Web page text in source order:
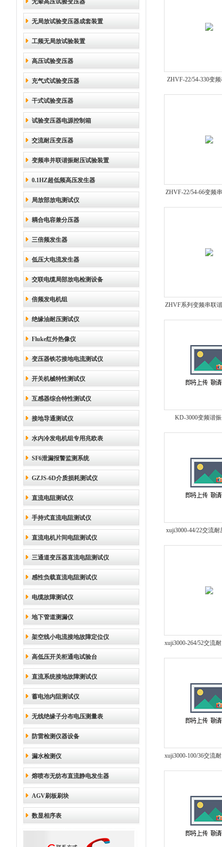
无晕高压试验变压器
无局放试验变压器成套装置
工频无局放试验装置
高压试验变压器
充气式试验变压器
干式试验变压器
试验变压器电源控制箱
交流耐压变压器
变频串并联谐振耐压试验装置
0.1HZ超低频高压发生器
局放部放电测试仪
耦合电容兼分压器
三倍频发生器
低压大电流发生器
交联电缆局部放电检测设备
倍频发电机组
绝缘油耐压测试仪
Fluke红外热像仪
变压器铁芯接地电流测试仪
开关机械特性测试仪
互感器综合特性测试仪
接地导通测试仪
水内冷发电机组专用兆欧表
SF6泄漏报警监测系统
GZJS-6D介质损耗测试仪
直流电阻测试仪
手持式直流电阻测试仪
直流电机片间电阻测试仪
三通道变压器直流电阻测试仪
感性负载直流电阻测试仪
电缆故障测试仪
地下管道测漏仪
架空线小电流接地故障定位仪
高低压开关柜通电试验台
直流系统接地故障测试仪
蓄电池内阻测试仪
无线绝缘子分布电压测量表
防雷检测仪器设备
漏水检测仪
熔喷布无纺布直流静电发生器
AGV刷板刷块
数显相序表
ZHVF-22/54-330变
压装置*
ZHVF-22/54-66变频
装置*
ZHVF系列变频串联
*
KD-3000变频谐
xuji3000-44/22交流
谐振设备 串联谐
xuji3000-264/52交流
谐振设备 串联谐
xuji3000-100/36交流
谐振设备 串联谐